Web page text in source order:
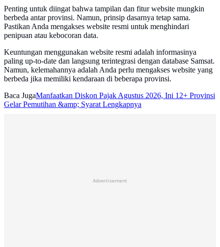
Penting untuk diingat bahwa tampilan dan fitur website mungkin
berbeda antar provinsi. Namun, prinsip dasarnya tetap sama.
Pastikan Anda mengakses website resmi untuk menghindari
penipuan atau kebocoran data.
Keuntungan menggunakan website resmi adalah informasinya
paling up-to-date dan langsung terintegrasi dengan database Samsat.
Namun, kelemahannya adalah Anda perlu mengakses website yang
berbeda jika memiliki kendaraan di beberapa provinsi.
Baca JugaManfaatkan Diskon Pajak Agustus 2026, Ini 12+ Provinsi
Gelar Pemutihan &amp; Syarat Lengkapnya
Advertisement